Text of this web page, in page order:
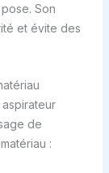
Son
et évite des
de
: